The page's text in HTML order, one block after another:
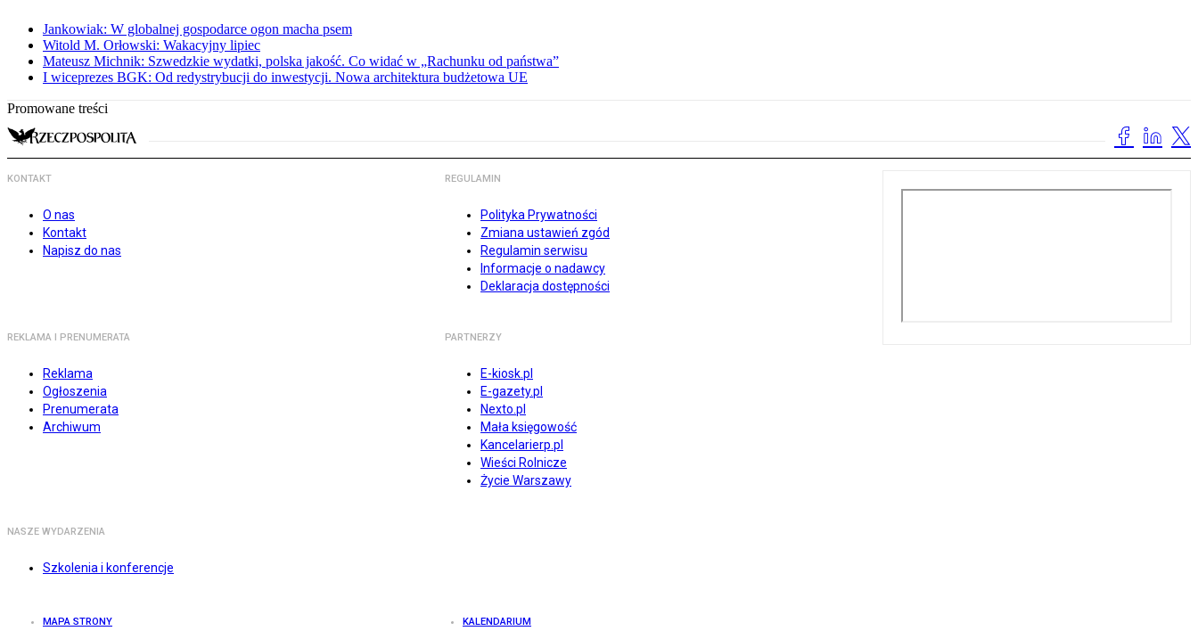
Jankowiak: W globalnej gospodarce ogon macha psem
Witold M. Orłowski: Wakacyjny lipiec
Mateusz Michnik: Szwedzkie wydatki, polska jakość. Co widać w „Rachunku od państwa”
I wiceprezes BGK: Od redystrybucji do inwestycji. Nowa architektura budżetowa UE
Promowane treści
KONTAKT
O nas
Kontakt
Napisz do nas
REGULAMIN
Polityka Prywatności
Zmiana ustawień zgód
Regulamin serwisu
Informacje o nadawcy
Deklaracja dostępności
REKLAMA I PRENUMERATA
Reklama
Ogłoszenia
Prenumerata
Archiwum
PARTNERZY
E-kiosk.pl
E-gazety.pl
Nexto.pl
Mała księgowość
Kancelarierp.pl
Wieści Rolnicze
Życie Warszawy
NASZE WYDARZENIA
Szkolenia i konferencje
MAPA STRONY KALENDARIUM